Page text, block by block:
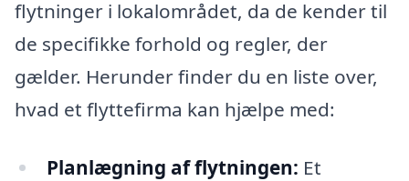
flytninger i lokalområdet, da de kender til
de specifikke forhold og regler, der
gælder. Herunder finder du en liste over,
hvad et flyttefirma kan hjælpe med:
Planlægning af flytningen: Et